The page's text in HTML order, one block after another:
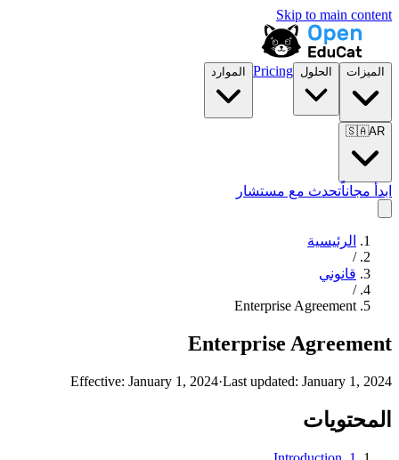
Skip to main content
الميزات الحلول Pricing الموارد
🇸🇦AR
ابدأ مجاناًتحدث مع مستشار
الرئيسية
/
قانوني
/
Enterprise Agreement
Enterprise Agreement
Effective: January 1, 2024·Last updated: January 1, 2024
المحتويات